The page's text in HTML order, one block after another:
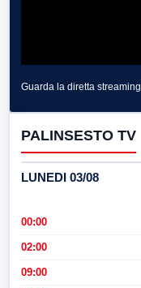
Guarda la diretta streaming
PALINSESTO TV
LUNEDI 03/08
00:00
02:00
09:00